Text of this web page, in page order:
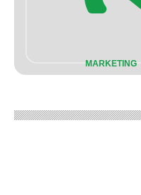
MARKETING